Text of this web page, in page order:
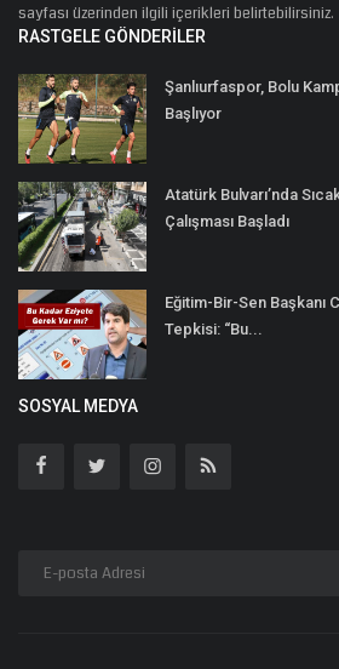
sayfası üzerinden ilgili içerikleri belirtebilirsiniz.
RASTGELE GÖNDERILER
Şanlıurfaspor, Bolu
Başlıyor
Atatürk Bulvarı’nda
Çalışması Başladı
Eğitim-Bir-Sen Başkanı
Tepkisi: “Bu...
SOSYAL MEDYA